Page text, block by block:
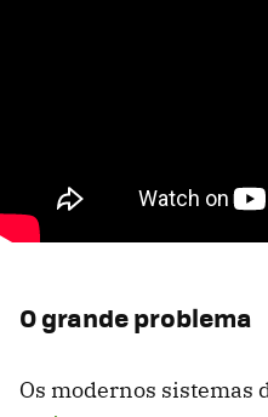
O grande problema
Os modernos sistemas